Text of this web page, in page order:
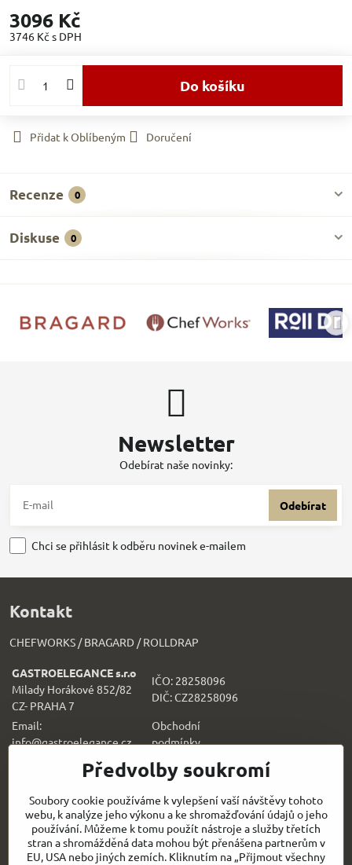
3096 Kč
3746 Kč s DPH
Do košíku
Přidat k Oblíbeným Doručení
Recenze 0
Diskuse 0
Newsletter
Odebírat naše novinky:
Odebírat
Chci se přihlásit k odběru novinek e-mailem
Kontakt
CHEFWORKS / BRAGARD / ROLLDRAP
GASTROELEGANCE s.r.o
Milady Horákové 852/82
CZ- PRAHA 7
IČO: 28258096
DIČ: CZ28258096
Email:
info@gastroelegance.cz
Obchodní
podmínky
Všechno k nákupu
Sledujte naše novinky i na sítích:
Facebook Instagram
Předvolby soukromí
Soubory cookie používáme k vylepšení vaší návštěvy tohoto
webu, k analýze jeho výkonu a ke shromažďování údajů o jeho
používání. Můžeme k tomu použít nástroje a služby třetích
stran a shromážděná data mohou být přenášena partnerům v
EU, USA nebo jiných zemích. Kliknutím na „Přijmout všechny